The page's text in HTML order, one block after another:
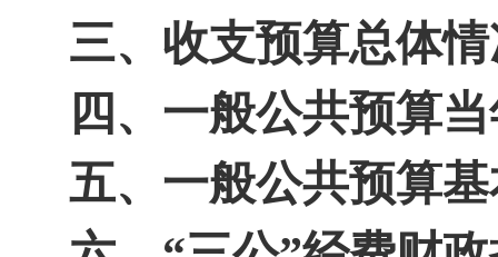
三、收支预算总体
四、一般公共预算
五、一般公共预算